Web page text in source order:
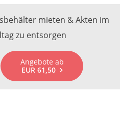
mieten & Akten im
zu entsorgen
Angebote ab
EUR 61,50